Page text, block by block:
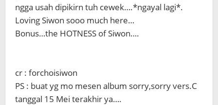
ngga usah dipikirn tuh cewek….*ngayal lagi*.
Loving Siwon sooo much here…
Bonus…the HOTNESS of Siwon….
cr : forchoisiwon
PS : buat yg mo mesen album sorry,sorry vers.C
tanggal 15 Mei terakhir ya….